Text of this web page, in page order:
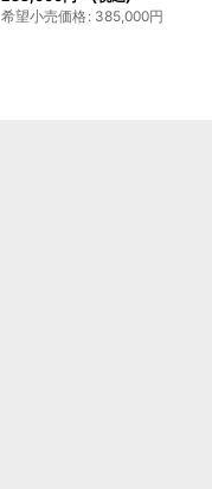
希望小売価格: 385,000円